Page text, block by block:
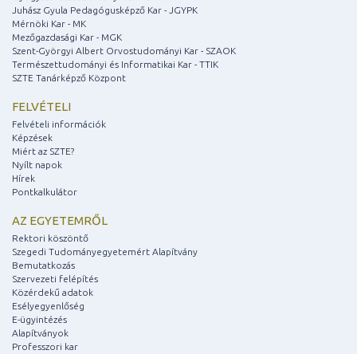
Juhász Gyula Pedagógusképző Kar - JGYPK
Mérnöki Kar - MK
Mezőgazdasági Kar - MGK
Szent-Györgyi Albert Orvostudományi Kar - SZAOK
Természettudományi és Informatikai Kar - TTIK
SZTE Tanárképző Központ
FELVÉTELI
Felvételi információk
Képzések
Miért az SZTE?
Nyílt napok
Hírek
Pontkalkulátor
AZ EGYETEMRŐL
Rektori köszöntő
Szegedi Tudományegyetemért Alapítvány
Bemutatkozás
Szervezeti felépítés
Közérdekű adatok
Esélyegyenlőség
E-ügyintézés
Alapítványok
Professzori kar